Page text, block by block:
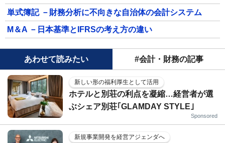
単式簿記 －財務分析に不向きな自治体の会計システム
M＆A －日本基準とIFRSの考え方の違い
あわせて読みたい #会計・財務の記事
新しい形の福利厚生として活用
ホテルと別荘の利点を凝縮…経営者が選
ぶシェア別荘｢GLAMDAY STYLE｣
Sponsored
新規事業開発を経営アジェンダへ